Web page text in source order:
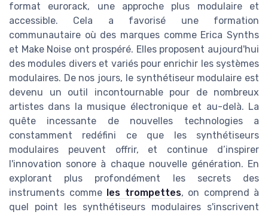
format eurorack, une approche plus modulaire et
accessible. Cela a favorisé une formation
communautaire où des marques comme Erica Synths
et Make Noise ont prospéré. Elles proposent aujourd'hui
des modules divers et variés pour enrichir les systèmes
modulaires. De nos jours, le synthétiseur modulaire est
devenu un outil incontournable pour de nombreux
artistes dans la musique électronique et au-delà. La
quête incessante de nouvelles technologies a
constamment redéfini ce que les synthétiseurs
modulaires peuvent offrir, et continue d’inspirer
l'innovation sonore à chaque nouvelle génération. En
explorant plus profondément les secrets des
instruments comme
les trompettes, on comprend à
quel point les synthétiseurs modulaires s'inscrivent